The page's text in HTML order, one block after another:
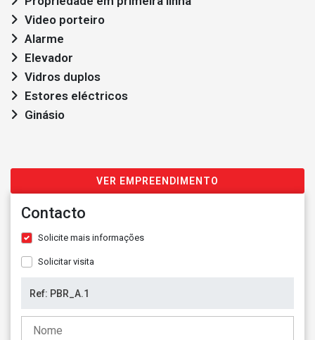
Video porteiro
Alarme
Elevador
Vidros duplos
Estores eléctricos
Ginásio
VER EMPREENDIMENTO
Contacto
Solicite mais informações
Solicitar visita